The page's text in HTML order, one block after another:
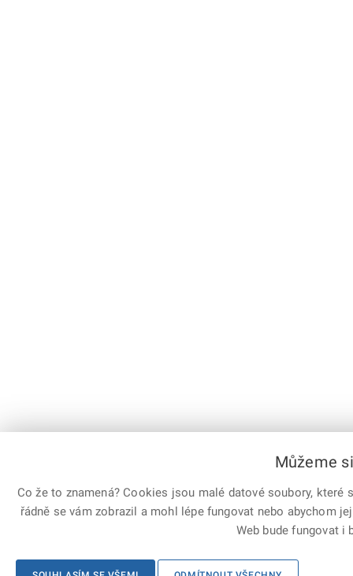
Můžeme
Co že to znamená? Cookies jsou malé datové soubory,
řádně se vám zobrazil a mohl lépe fungovat nebo abychom
Web bude fungovat i